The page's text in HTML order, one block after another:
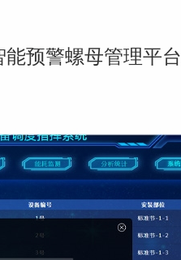
预警螺母管理平台